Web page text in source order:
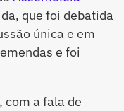
que foi debatida
única e em
e foi
com a fala de